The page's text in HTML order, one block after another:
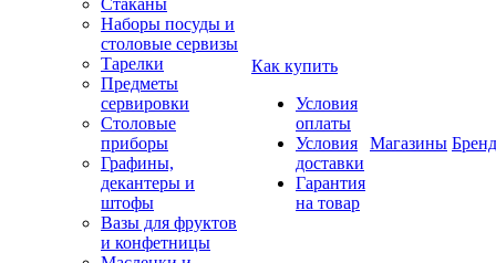
Стаканы
Наборы посуды и
столовые сервизы
Тарелки
Предметы
сервировки
Столовые
приборы
Графины,
декантеры и
штофы
Вазы для фруктов
и конфетницы
Как купить
Условия
оплаты
Условия
доставки
Гарантия
на товар
Магазины